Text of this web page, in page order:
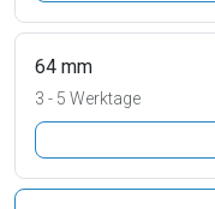
64 mm
3 - 5 Werktage